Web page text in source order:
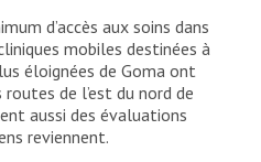
d’accès aux soins dans
mobiles destinées à
éloignées de Goma ont
de l’est du nord de
aussi des évaluations
reviennent.